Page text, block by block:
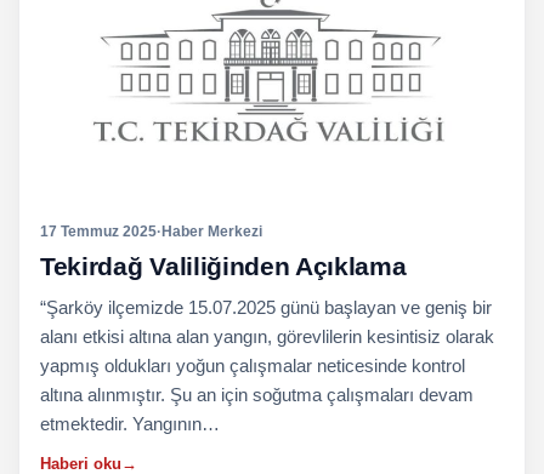
17 Temmuz 2025·Haber Merkezi
Tekirdağ Valiliğinden Açıklama
“Şarköy ilçemizde 15.07.2025 günü başlayan ve geniş bir
alanı etkisi altına alan yangın, görevlilerin kesintisiz olarak
yapmış oldukları yoğun çalışmalar neticesinde kontrol
altına alınmıştır. Şu an için soğutma çalışmaları devam
etmektedir. Yangının…
Haberi oku →